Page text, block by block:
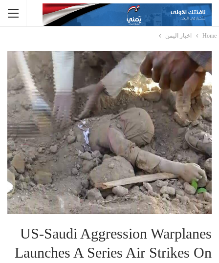
Home اخبار اليمن
US-Saudi Aggression Warplanes
Launches A Series Air Strikes On